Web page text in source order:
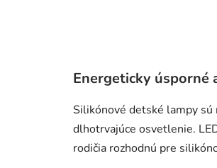
Energeticky úsporné
Silikónové detské lampy sú
dlhotrvajúce osvetlenie.
rodičia rozhodnú pre